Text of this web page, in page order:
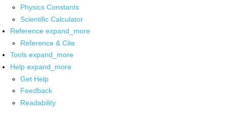
Physics Constants
Scientific Calculator
Reference expand_more
Reference & Cite
Tools expand_more
Help expand_more
Get Help
Feedback
Readability